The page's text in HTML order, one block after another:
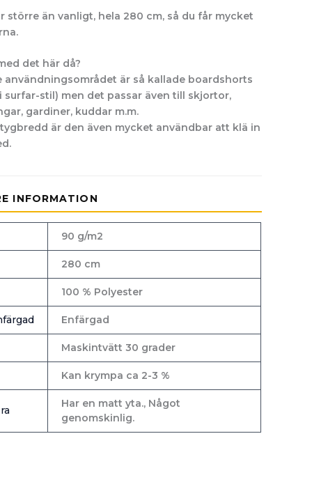
större än vanligt, hela 280 cm, så du får mycket
det här då?
användningsområdet är så kallade boardshorts
surfar-stil) men det passar även till skjortor,
gardiner, kuddar m.m.
är den även mycket användbar att klä in
INFORMATION
90 g/m2
280 cm
100 % Polyester
Enfärgad
Maskintvätt 30 grader
Kan krympa ca 2-3 %
Har en matt yta., Något
genomskinlig.